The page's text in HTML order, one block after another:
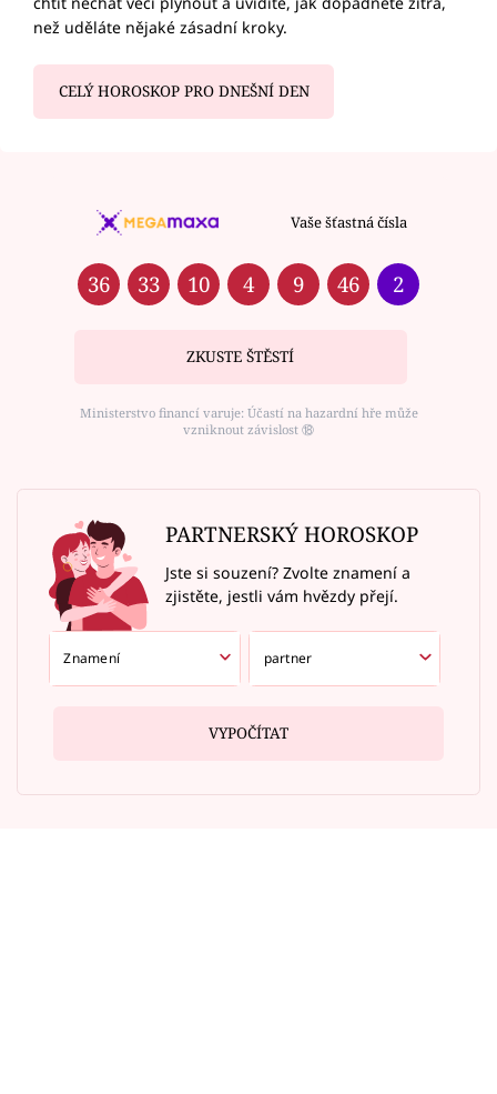
než uděláte nějaké zásadní kroky.
CELÝ HOROSKOP PRO DNEŠNÍ DEN
Vaše šťastná čísla
36 33 10 4 9 46 2
ZKUSTE ŠTĚSTÍ
Ministerstvo financí varuje: Účastí na hazardní hře může
vzniknout závislost ⑱
PARTNERSKÝ HOROSKOP
Jste si souzení? Zvolte znamení a
zjistěte, jestli vám hvězdy přejí.
VYPOČÍTAT